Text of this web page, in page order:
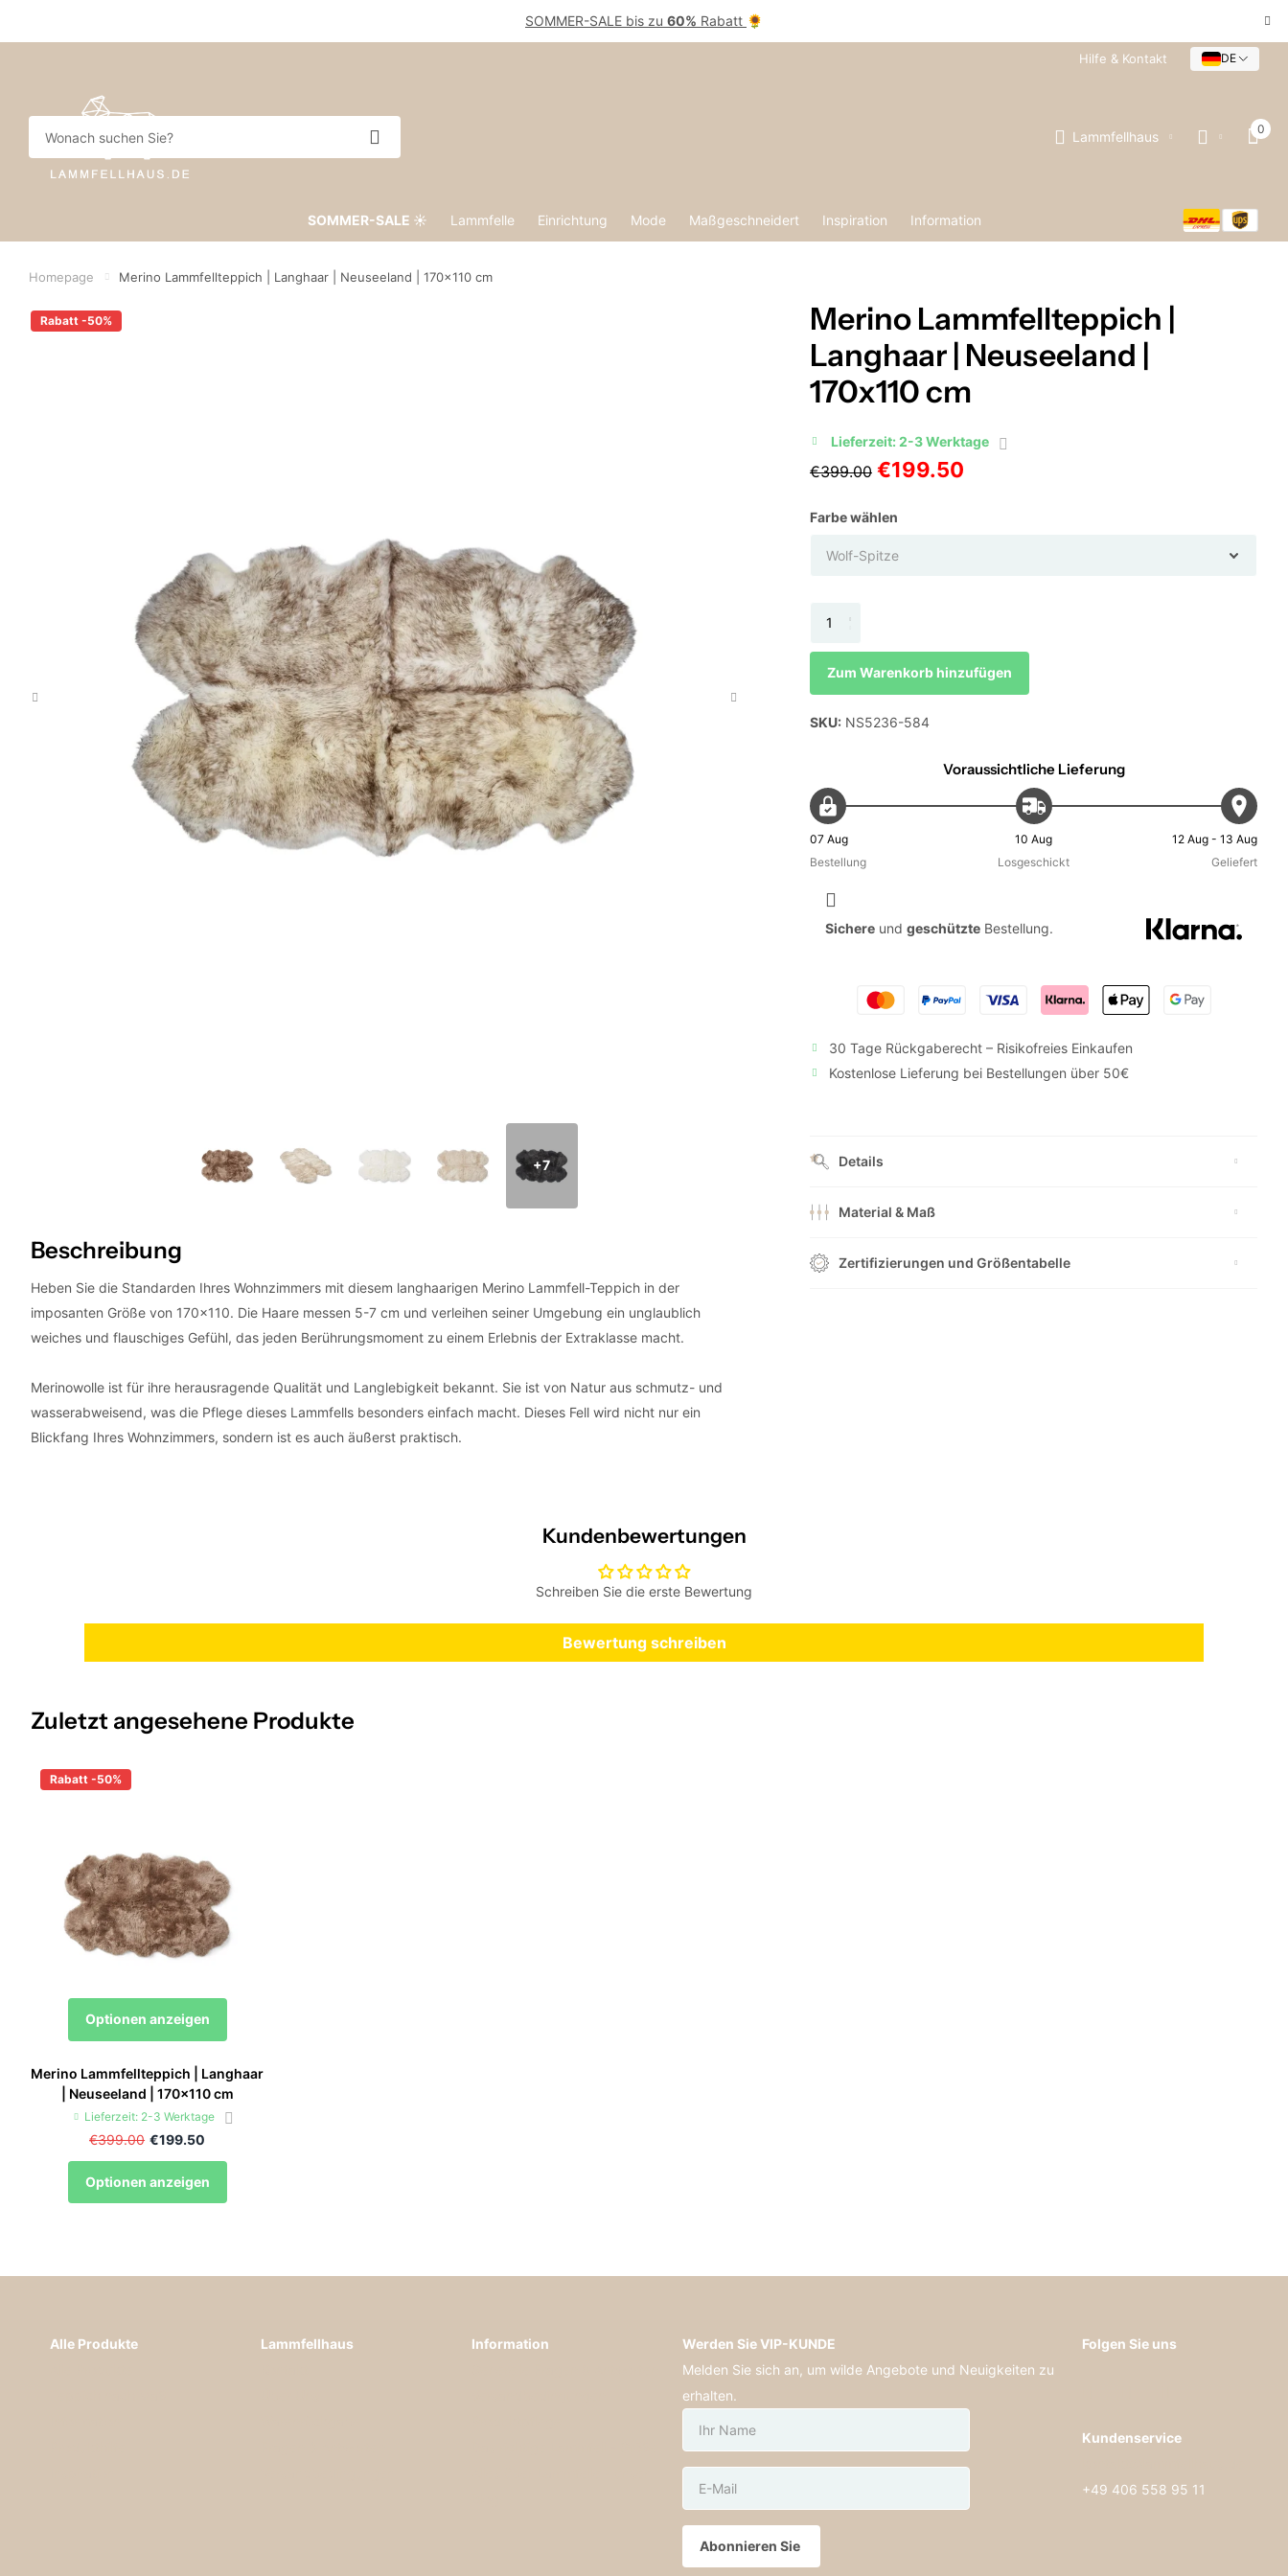
SOMMER-SALE bis zu 60% Rabatt 🌻
Hilfe & Kontakt DE
Lammfellhaus 0
SOMMER-SALE ☀️ Lammfelle Einrichtung Mode Maßgeschneidert Inspiration Information
Homepage Merino Lammfellteppich | Langhaar | Neuseeland | 170x110 cm
+7
Rabatt -50%
Beschreibung
Heben Sie die Standarden Ihres Wohnzimmers mit diesem langhaarigen Merino Lammfell-Teppich in der
imposanten Größe von 170x110. Die Haare messen 5-7 cm und verleihen seiner Umgebung ein unglaublich
weiches und flauschiges Gefühl, das jeden Berührungsmoment zu einem Erlebnis der Extraklasse macht.
Merinowolle ist für ihre herausragende Qualität und Langlebigkeit bekannt. Sie ist von Natur aus schmutz- und
wasserabweisend, was die Pflege dieses Lammfells besonders einfach macht. Dieses Fell wird nicht nur ein
Blickfang Ihres Wohnzimmers, sondern ist es auch äußerst praktisch.
Merino Lammfellteppich |
Langhaar | Neuseeland |
170x110 cm
Lieferzeit: 2-3 Werktage
€399.00 €199.50
Farbe wählen
Zum Warenkorb hinzufügen
SKU: NS5236-584
Voraussichtliche Lieferung
07 Aug
Bestellung
10 Aug
Losgeschickt
12 Aug - 13 Aug
Geliefert
Sichere und geschützte Bestellung.
30 Tage Rückgaberecht – Risikofreies Einkaufen
Kostenlose Lieferung bei Bestellungen über 50€
Details
Material & Maß
Zertifizierungen und Größentabelle
Kundenbewertungen
Schreiben Sie die erste Bewertung
Bewertung schreiben
Zuletzt angesehene Produkte
Rabatt -50%
Optionen anzeigen
Merino Lammfellteppich | Langhaar
| Neuseeland | 170x110 cm
Lieferzeit: 2-3 Werktage
€399.00 €199.50
Optionen anzeigen
Alle Produkte
Lammfellhaus
Information
Werden Sie VIP-KUNDE
Melden Sie sich an, um wilde Angebote und Neuigkeiten zu
erhalten.
Abonnieren Sie
Folgen Sie uns
Kundenservice
+49 406 558 95 11